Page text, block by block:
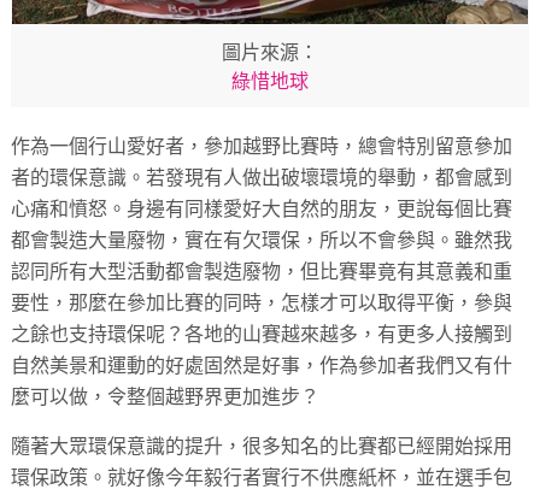
圖片來源：
綠惜地球
作為一個行山愛好者，參加越野比賽時，總會特別留意參加
者的環保意識。若發現有人做出破壞環境的舉動，都會感到
心痛和憤怒。身邊有同樣愛好大自然的朋友，更說每個比賽
都會製造大量廢物，實在有欠環保，所以不會參與。雖然我
認同所有大型活動都會製造廢物，但比賽畢竟有其意義和重
要性，那麼在參加比賽的同時，怎樣才可以取得平衡，參與
之餘也支持環保呢？各地的山賽越來越多，有更多人接觸到
自然美景和運動的好處固然是好事，作為參加者我們又有什
麼可以做，令整個越野界更加進步？
隨著大眾環保意識的提升，很多知名的比賽都已經開始採用
環保政策。就好像今年毅行者實行不供應紙杯，並在選手包